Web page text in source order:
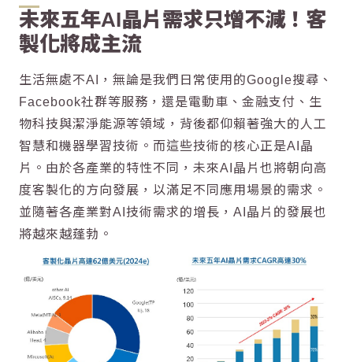
未來五年AI晶片需求只增不減！客
製化將成主流
生活無處不AI，無論是我們日常使用的Google搜尋、
Facebook社群等服務，還是電動車、金融支付、生
物科技與潔淨能源等領域，背後都仰賴著強大的人工
智慧和機器學習技術。而這些技術的核心正是AI晶
片。由於各產業的特性不同，未來AI晶片也將朝向高
度客製化的方向發展，以滿足不同應用場景的需求。
並隨著各產業對AI技術需求的增長，AI晶片的發展也
將越來越蓬勃。